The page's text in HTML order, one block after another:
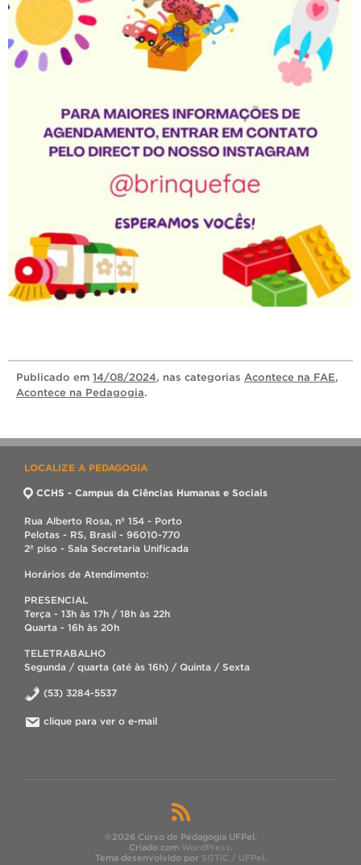
Publicado em 14/08/2024, nas categorias Acontece na FAE,
Acontece na Pedagogia.
LOCALIZE A PEDAGOGIA
CCHS - Campus da Ciências Humanas e Sociais
Rua Alberto Rosa, nº 154 - Porto
Pelotas - RS, Brasil - 96010-770
2º piso - Sala Secretaria Unificada
Horários de Atendimento:
PRESENCIAL
Terça - 13h às 17h / 18h às 22h
Quarta - 16h às 20h
TELETRABALHO
Segunda / quarta (até às 16h) / Quinta / Sexta
(53) 3284-5537
clique para ver o e-mail
©2026 Curso de Pedagogia UFPel.
Criado com WordPress.
Tema desenvolvido por SGTIC / UFPel.